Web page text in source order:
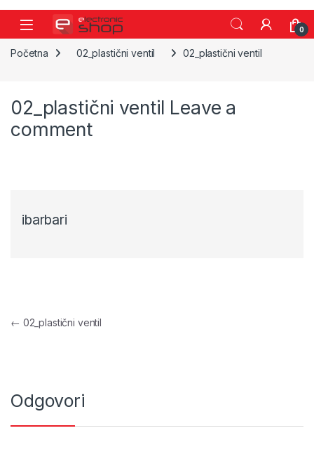
Skip to navigation
Skip to content
0
Početna 02_plastični ventil 02_plastični ventil
02_plastični ventil Leave a
comment
ibarbari
Navigacija objava
← 02_plastični ventil
Odgovori